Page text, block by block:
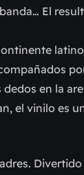
El
en la
el vinilo es